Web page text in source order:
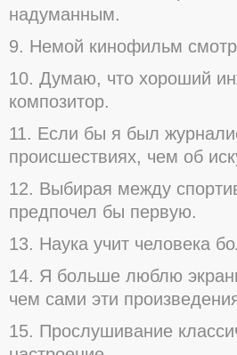
надуманным.
9. Немой кинофильм
10. Думаю, что хороший
композитор.
11. Если бы я был
происшествиях, чем об
12. Выбирая между
предпочел бы первую.
13. Наука учит человека
14. Я больше люблю
чем сами эти
15. Прослушивание